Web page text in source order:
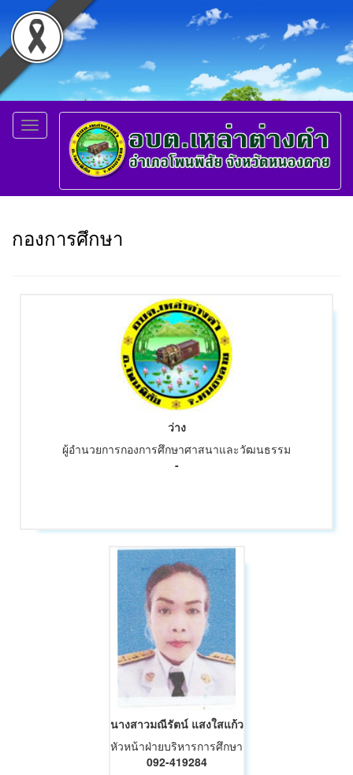
Toggle
navigation
กองการศึกษา
ว่าง
ผู้อำนวยการกองการศึกษาศาสนาและวัฒนธรรม
-
นางสาวมณีรัตน์ แสงใสแก้ว
หัวหน้าฝ่ายบริหารการศึกษา
092-419284